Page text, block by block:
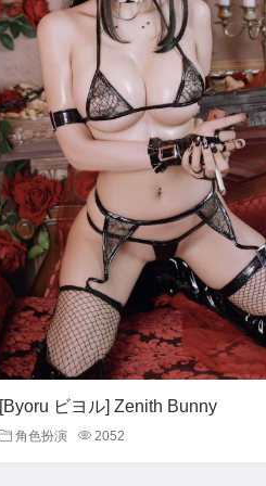
[Byoru ビヨル] Zenith Bunny
角色扮演 2052